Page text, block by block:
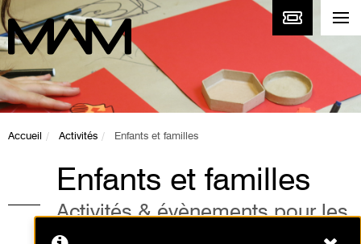
Accueil Activités Enfants et familles
Enfants et familles
Activités & évènements pour les
enfants et la famille